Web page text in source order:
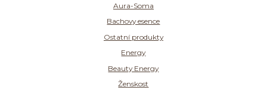
Aura-Soma
Bachovy esence
Ostatní produkty
Energy
Beauty Energy
Ženskost